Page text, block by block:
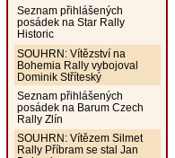
Seznam přihlášených
posádek na Star Rally
Historic
SOUHRN: Vítězství na
Bohemia Rally vybojoval
Dominik Stříteský
Seznam přihlášených
posádek na Barum Czech
Rally Zlín
SOUHRN: Vítězem Silmet
Rally Příbram se stal Jan